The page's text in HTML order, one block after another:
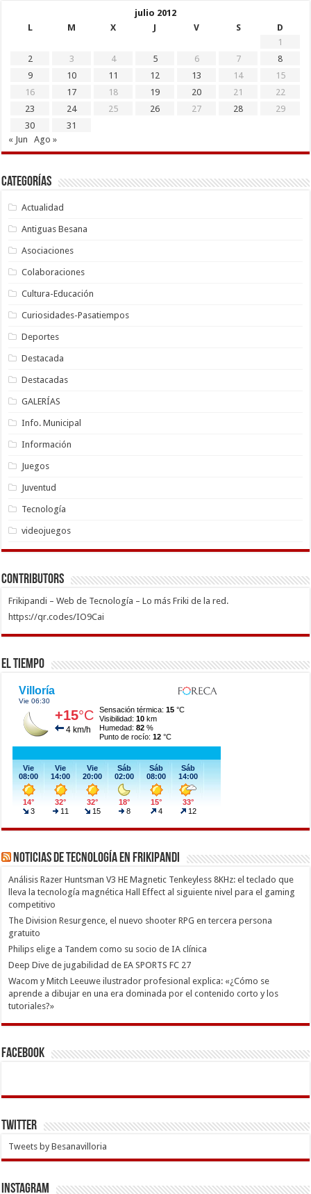
julio 2012
L
M X J V S
D
1
2
3 4 5 6 7
8
9
10 11 12 13 14
15
16
17 18 19 20 21
22
23
24 25 26 27 28
29
30
31
« Jun
Ago »
Categorías
Actualidad
Antiguas Besana
Asociaciones
Colaboraciones
Cultura-Educación
Curiosidades-Pasatiempos
Deportes
Destacada
Destacadas
GALERÍAS
Info. Municipal
Información
Juegos
Juventud
Tecnología
videojuegos
Contributors
Frikipandi – Web de Tecnología – Lo más Friki de la red.
https://qr.codes/IO9Cai
El Tiempo
Noticias de Tecnología en Frikipandi
Análisis Razer Huntsman V3 HE Magnetic Tenkeyless 8KHz: el teclado que
lleva la tecnología magnética Hall Effect al siguiente nivel para el gaming
competitivo
The Division Resurgence, el nuevo shooter RPG en tercera persona
gratuito
Philips elige a Tandem como su socio de IA clínica
Deep Dive de jugabilidad de EA SPORTS FC 27
Wacom y Mitch Leeuwe ilustrador profesional explica: «¿Cómo se
aprende a dibujar en una era dominada por el contenido corto y los
tutoriales?»
Facebook
Twitter
Tweets by Besanavilloria
INSTAGRAM